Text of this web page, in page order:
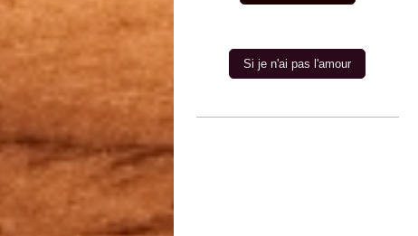
Si je n'ai pas l'amour